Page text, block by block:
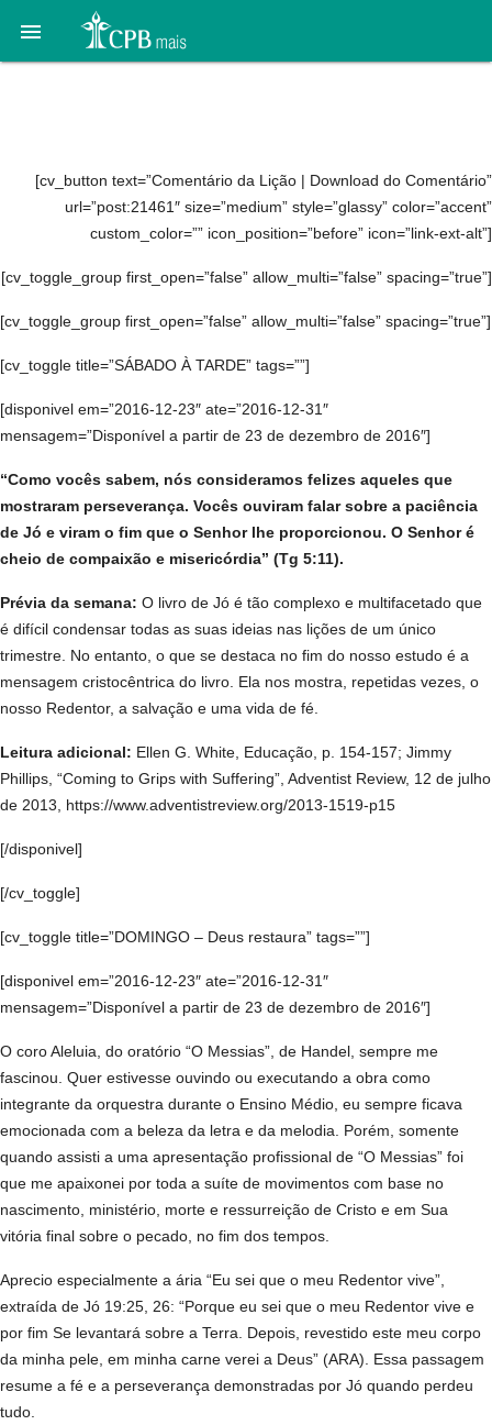

[cv_button text=”Comentário da Lição | Download do Comentário”
url=”post:21461″ size=”medium” style=”glassy” color=”accent”
custom_color=”” icon_position=”before” icon=”link-ext-alt”]
[cv_toggle_group first_open=”false” allow_multi=”false” spacing=”true”]
[cv_toggle_group first_open=”false” allow_multi=”false” spacing=”true”]
[cv_toggle title=”SÁBADO À TARDE” tags=””]
[disponivel em=”2016-12-23″ ate=”2016-12-31″
mensagem=”Disponível a partir de 23 de dezembro de 2016″]
“Como vocês sabem, nós consideramos felizes aqueles que
mostraram perseverança. Vocês ouviram falar sobre a paciência
de Jó e viram o fim que o Senhor lhe proporcionou. O Senhor é
cheio de compaixão e misericórdia” (Tg 5:11).
Prévia da semana: O livro de Jó é tão complexo e multifacetado que
é difícil condensar todas as suas ideias nas lições de um único
trimestre. No entanto, o que se destaca no fim do nosso estudo é a
mensagem cristocêntrica do livro. Ela nos mostra, repetidas vezes, o
nosso Redentor, a salvação e uma vida de fé.
Leitura adicional: Ellen G. White, Educação, p. 154-157; Jimmy
Phillips, “Coming to Grips with Suffering”, Adventist Review, 12 de julho
de 2013, https://www.adventistreview.org/2013-1519-p15
[/disponivel]
[/cv_toggle]
[cv_toggle title=”DOMINGO – Deus restaura” tags=””]
[disponivel em=”2016-12-23″ ate=”2016-12-31″
mensagem=”Disponível a partir de 23 de dezembro de 2016″]
O coro Aleluia, do oratório “O Messias”, de Handel, sempre me
fascinou. Quer estivesse ouvindo ou executando a obra como
integrante da orquestra durante o Ensino Médio, eu sempre ficava
emocionada com a beleza da letra e da melodia. Porém, somente
quando assisti a uma apresentação profissional de “O Messias” foi
que me apaixonei por toda a suíte de movimentos com base no
nascimento, ministério, morte e ressurreição de Cristo e em Sua
vitória final sobre o pecado, no fim dos tempos.
Aprecio especialmente a ária “Eu sei que o meu Redentor vive”,
extraída de Jó 19:25, 26: “Porque eu sei que o meu Redentor vive e
por fim Se levantará sobre a Terra. Depois, revestido este meu corpo
da minha pele, em minha carne verei a Deus” (ARA). Essa passagem
resume a fé e a perseverança demonstradas por Jó quando perdeu
tudo.